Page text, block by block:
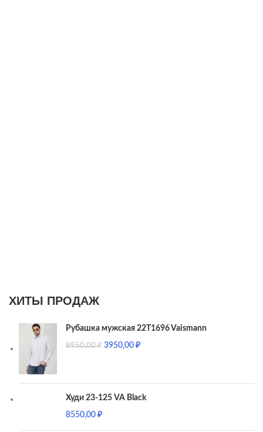
ХИТЫ ПРОДАЖ
Рубашка мужская 22T1696 Vaismann
8950,00₽ 3950,00₽
Худи 23-125 VA Black
8550,00₽